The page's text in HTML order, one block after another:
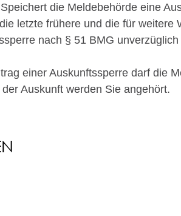
Speichert die Meldebehörde eine
letzte frühere und die für
nach § 51 BMG
einer Auskunftssperre darf die
Auskunft werden Sie angehört.